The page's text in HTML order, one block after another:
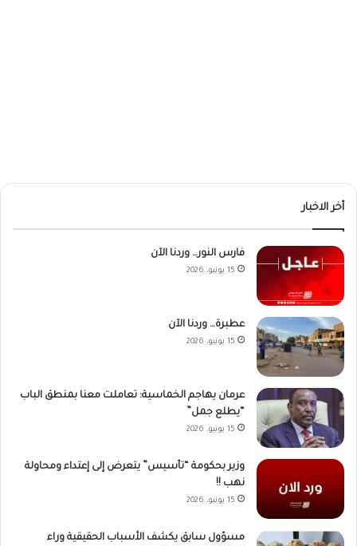
أخر الاخبار
فارس النور… وردنا الآن
15 يونيو، 2026
عطبرة… وردنا الآن
15 يونيو، 2026
عرمان يهاجم الخماسية: تعاملت معنا بمنطق الباب
“يطلع جمل”
15 يونيو، 2026
وزير بحكومة “تأسيس” يتعرض إلى إعتداء ومحاولة
نهب !!
15 يونيو، 2026
مسؤول سابق يكشف الأسباب الحقيقية وراء